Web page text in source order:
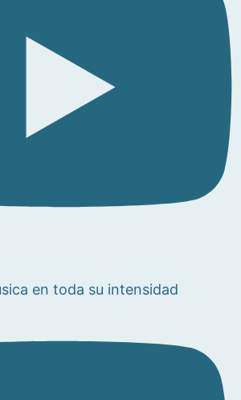
en toda su intensidad